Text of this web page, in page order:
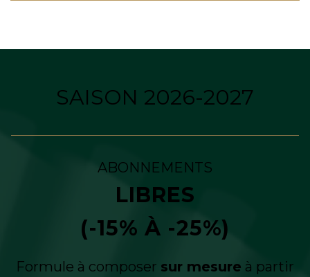
SAISON 2026-2027
ABONNEMENTS
LIBRES
(-15% À -25%)
Formule à composer sur mesure à partir